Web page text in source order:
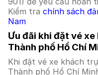
Kiểm tra chính sách
Nam
Ưu đãi khi đặt vé xe
Thành phố Hồ Chí
Khi đặt vé xe khách
Thành phố Hồ Chí